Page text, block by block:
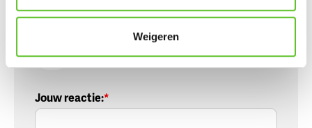
Weigeren
Jouw mood:
Jouw reactie: